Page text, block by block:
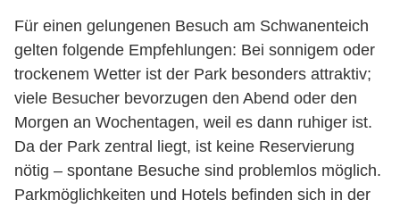
Für einen gelungenen Besuch am Schwanenteich
gelten folgende Empfehlungen: Bei sonnigem oder
trockenem Wetter ist der Park besonders attraktiv;
viele Besucher bevorzugen den Abend oder den
Morgen an Wochentagen, weil es dann ruhiger ist.
Da der Park zentral liegt, ist keine Reservierung
nötig – spontane Besuche sind problemlos möglich.
Parkmöglichkeiten und Hotels befinden sich in der